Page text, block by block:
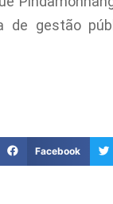
de gestão
Facebook